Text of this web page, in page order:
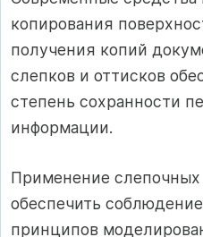
копирования
получения копий
слепков и оттисков
степень сохранности
информации.
Применение
обеспечить
принципов